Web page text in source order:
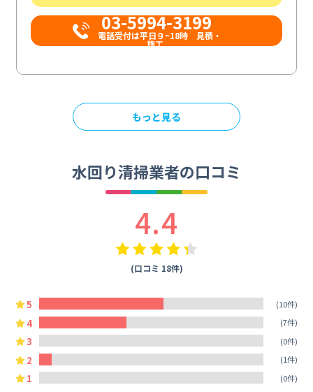
03-5994-3199
電話受付は平日９~18時 見積・
施工...
もっと見る
水回り清掃業者の口コミ
4.4
(口コミ 18件)
5 (10件)
4 (7件)
3 (0件)
2 (1件)
1 (0件)